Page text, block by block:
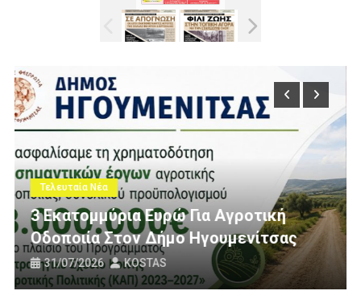
Τελευταία Νέα
Πολίτες Θεσπρωτίας Ενάντια Στις
Ανεμογεννήτριες: Ποιον
Πανό Μας;
25/07/2026 KOSTAS